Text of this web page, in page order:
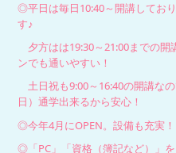
◎平日は毎日10:40～開講してお
す♪
夕方はは19:30～21:00までの開
ンでも通いやすい！
土日祝も9:00～16:40の開講な
日）通学出来るから安心！
◎今年4月にOPEN。設備も充実！
◎「PC」「資格（簿記など）」を